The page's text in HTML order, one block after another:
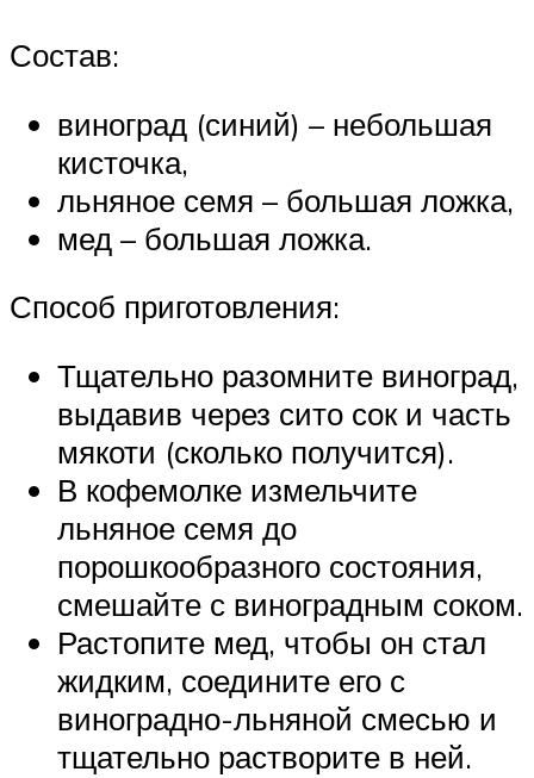
Состав:
виноград (синий) – небольшая
кисточка,
льняное семя – большая ложка,
мед – большая ложка.
Способ приготовления:
Тщательно разомните виноград,
выдавив через сито сок и часть
мякоти (сколько получится).
В кофемолке измельчите
льняное семя до
порошкообразного состояния,
смешайте с виноградным соком.
Растопите мед, чтобы он стал
жидким, соедините его с
виноградно-льняной смесью и
тщательно растворите в ней.